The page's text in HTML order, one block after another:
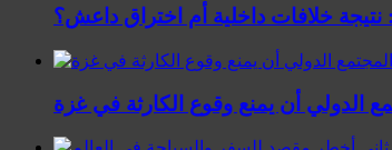
نتيجة خلافات داخلية أم اختراق داعش؟
الدولي أن يمنع وقوع الكارثة في غزة